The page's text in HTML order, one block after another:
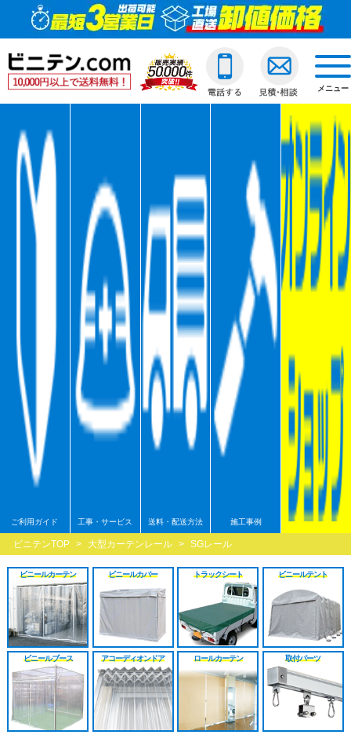
メニュー
ご利用ガイド 工事・サービス 送料・配送方法 施工事例
ビニテンTOP > 大型カーテンレール > SGレール
ビニールカーテン ビニールカバー トラックシート ビニールテント
ビニールブース アコーディオンドア ロールカーテン 取付パーツ
ビニールカーテン 透明ビニールカーテン
糸入ビニールカーテン
ターポリンビニール
パワーシートビニー
ターポリンメッシュ
不燃ターポリンビニ
耐熱ビニールカーテン
溶接遮光ビニールカ
オプション加工一覧
戻る
ジャバラビニールカーテン
透明ジャバラビニー
糸入りジャバラビニ
ターポリンジャバラ
コンビネーションジ
不燃ターポリンジャ
戻る
のれんカーテン式
のれんカーテン式ビ
のれんカーテン可動
戻る
ロールスクリーン
透明ロールスクリーン
透明糸入りロールス
ターポリンロールス
不燃ターポリンロー
透明電動ロールスク
糸入透明電動ロール
ターポリン電動ロー
不燃ターポリン電動
屋外/野外用ロールス
戻る
アコーディオンドア
透明アコーディオン
糸入アコーディオン
ターポリンアコーデ
不燃ターポリンアコ
戻る
ネットカーテン網
ネットカーテン/網
戻る
大型カーテンレール
D30スチール製
D30アルミ製
D30ステンレス製
D30隙間シートレール
D40スチール製
D40アルミ製
D40ステンレス製
D40隙間シートレール
XGレール
HGレール
ベンダーレール
その他部品関連
間仕切ポールスリム
間仕切ポール押さえ
間仕切ポールHGタイ
間仕切ポールXGタイ
間仕切ポールネット用
戻る
透明ビニールカバー
糸入りビニールカバー
合繊帆布ビニールカ
パワーシートビニー
ターポリンビニール
オプション加工
戻る
シート
透明ビニールシート
糸入りビニールシート
合繊帆布ビニールシ
パワーシートビニー
ターポリンビニール
オプション加工
戻る
原反カット販売
透明フィルム原反・
糸入フィルム原反・
ターポリン原反・カ
帯電防止ターポリン
ターポリンメッシュ
パワーシート原反・
不燃ターポリン原反
耐熱シート原反・カ
溶接遮光シート原反
のれんカーテン原反
のれんカーテン可動
戻る
戻る
ご利用ガイド
他社との違い
ご注文の流れ
送料・配送方法
各種納期
返品・交換
施工工事見積り
パートナー募集
戻る